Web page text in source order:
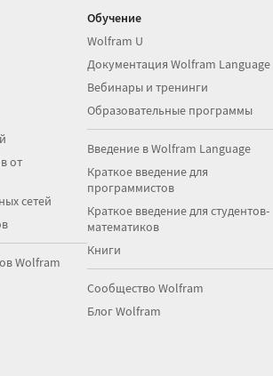
от
сетей
Wolfram
Обучение
Wolfram U
Документация Wolfram Language
Вебинары и тренинги
Образовательные программы
Введение в Wolfram Language
Краткое введение для
программистов
Краткое введение для студентов-
математиков
Книги
Сообщество Wolfram
Блог Wolfram